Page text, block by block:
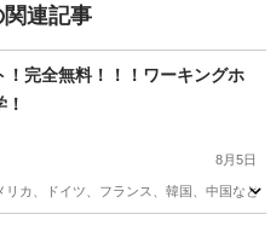
連記事
！完全無料！！！ワーキングホ
8月5日
カ、ドイツ、フランス、韓国、中国など